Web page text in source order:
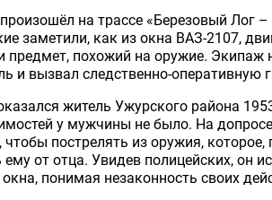
на трассе «Березовый Лог
заметили, как из окна ВАЗ-2107,
предмет, похожий на оружие. Экипаж
и вызвал следственно-оперативную
житель Ужурского района
у мужчины не было. На
чтобы пострелять из оружия, которое,
ему от отца. Увидев полицейских, он
понимая незаконность своих